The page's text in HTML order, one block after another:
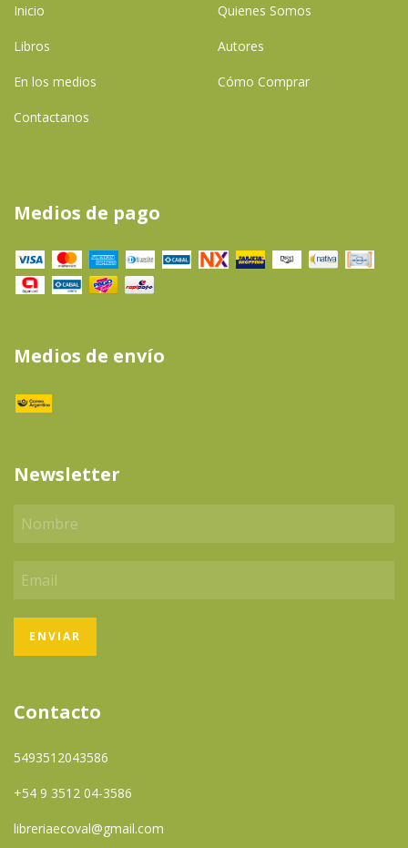
Inicio Quienes Somos
Libros Autores
En los medios Cómo Comprar
Contactanos
Medios de pago
Medios de envío
Newsletter
Contacto
5493512043586
+54 9 3512 04-3586
libreriaecoval@gmail.com